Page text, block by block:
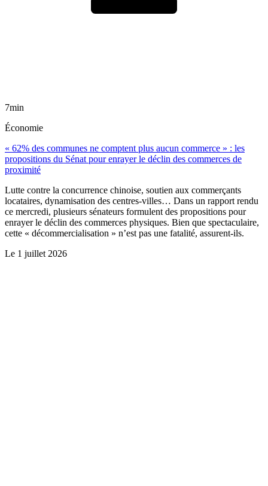
7min
Économie
« 62% des communes ne comptent plus aucun commerce » : les
propositions du Sénat pour enrayer le déclin des commerces de
proximité
Lutte contre la concurrence chinoise, soutien aux commerçants
locataires, dynamisation des centres-villes… Dans un rapport rendu
ce mercredi, plusieurs sénateurs formulent des propositions pour
enrayer le déclin des commerces physiques. Bien que spectaculaire,
cette « décommercialisation » n’est pas une fatalité, assurent-ils.
Le 1 juillet 2026